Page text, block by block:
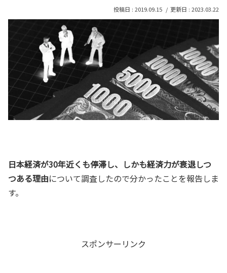
2019.09.15 2023.03.22
日本経済が30年近くも停滞し、しかも経済力が衰退しつ
つある理由について調査したので分かったことを報告しま
す。
スポンサーリンク